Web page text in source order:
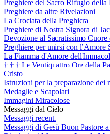
Preghiere del Sacro Rifugio della
Preghiere da altre Rivelazioni
La Crociata della Preghiera
Preghiere di Nostra Signora di
Devozione al Sacratissimo Cuore
Preghiere per unirsi con l’Amore
La Fiamma d'Amore
† † † Le Ventiquattro Ore della
Cristo
Istruzioni per la preparazione dei
Medaglie e Scapolari
Immagini Miracolose
Messaggi dal Cielo
Messaggi recenti
Messaggi di Gesù Buon Pastore